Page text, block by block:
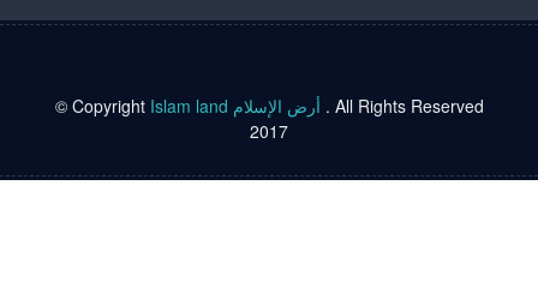
© Copyright Islam land أرض الإسلام . All Rights Reserved
2017